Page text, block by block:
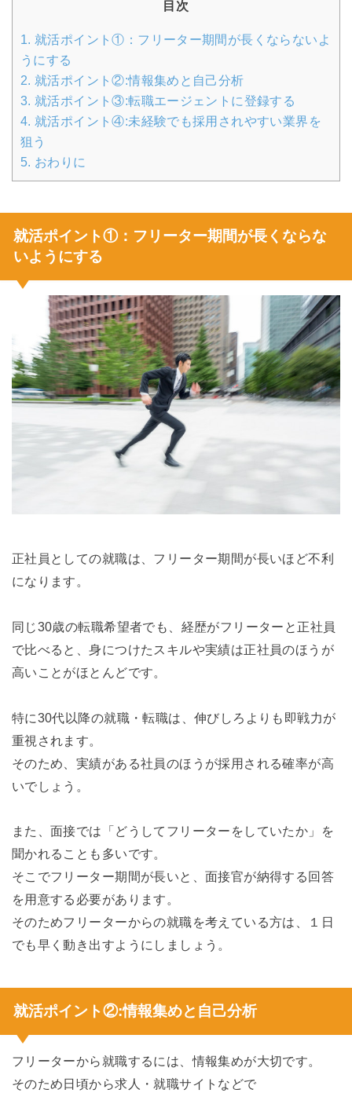
目次
1. 就活ポイント①：フリーター期間が長くならないよ
うにする
2. 就活ポイント②:情報集めと自己分析
3. 就活ポイント③:転職エージェントに登録する
4. 就活ポイント④:未経験でも採用されやすい業界を
狙う
5. おわりに
就活ポイント①：フリーター期間が長くならな
いようにする
正社員としての就職は、フリーター期間が長いほど不利
になります。
同じ30歳の転職希望者でも、経歴がフリーターと正社員
で比べると、身につけたスキルや実績は正社員のほうが
高いことがほとんどです。
特に30代以降の就職・転職は、伸びしろよりも即戦力が
重視されます。
そのため、実績がある社員のほうが採用される確率が高
いでしょう。
また、面接では「どうしてフリーターをしていたか」を
聞かれることも多いです。
そこでフリーター期間が長いと、面接官が納得する回答
を用意する必要があります。
そのためフリーターからの就職を考えている方は、１日
でも早く動き出すようにしましょう。
就活ポイント②:情報集めと自己分析
フリーターから就職するには、情報集めが大切です。
そのため日頃から求人・就職サイトなどで